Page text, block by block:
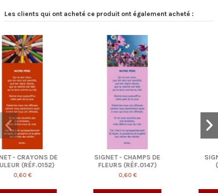
Les clients qui ont acheté ce produit ont également acheté :
DE
SIGNET - CROCUS
(RÉF.0148)
CARTE POSTALE
CHARDON BLEU